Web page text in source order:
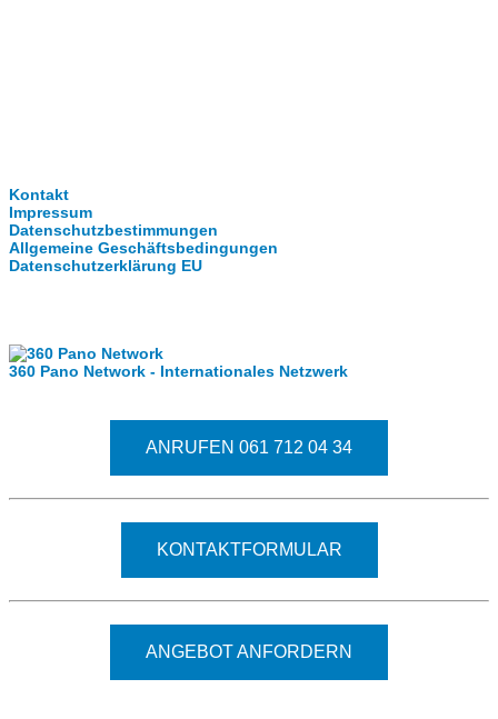
Kontakt
Impressum
Datenschutzbestimmungen
Allgemeine Geschäftsbedingungen
Datenschutzerklärung EU
360 Pano Network - Internationales Netzwerk
ANRUFEN 061 712 04 34
KONTAKTFORMULAR
ANGEBOT ANFORDERN